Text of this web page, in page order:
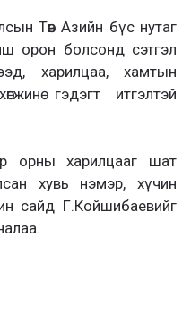
Төв Азийн бүс нутаг
орон болсонд сэтгэл
харилцаа, хамтын
гэдэгт итгэлтэй
орны харилцааг шат
хувь нэмэр, хүчин
сайд Г.Койшибаевийг